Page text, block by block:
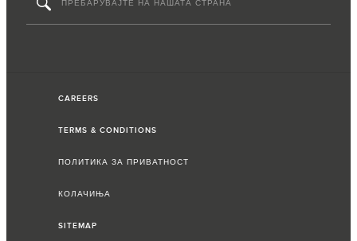
CAREERS
TERMS & CONDITIONS
ПОЛИТИКА ЗА ПРИВАТНОСТ
КОЛАЧИЊА
SITEMAP